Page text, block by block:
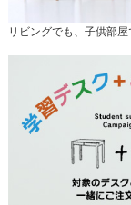
リビングでも、子供部